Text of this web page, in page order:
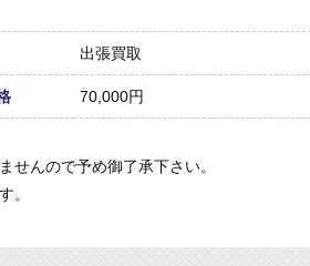
出張買取
70,000円
せんので予め御了承下さい。
。